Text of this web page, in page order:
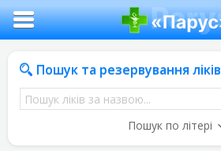
Пошук та резервування ліків
Пошук
ліків
назвою
Пошук по літері